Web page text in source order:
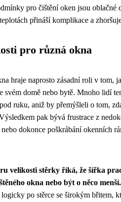
pro čištění oken jsou oblačné
přináší komplikace a
pro různá okna
hraje naprosto zásadní roli v tom,
svém domě nebo bytě. Mnoho lidí
ruku, aniž by přemýšleli o tom,
pak bývá frustrace z
dokonce poškrábání okenních
velikosti stěrky říká, že šířka
okna nebo být o něco menší.
po stěrce se širokým břitem,